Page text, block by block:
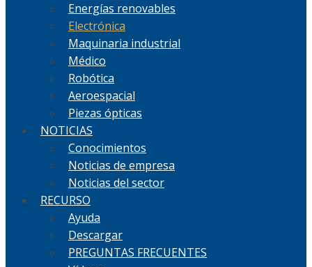
Energías renovables
Electrónica
Maquinaria industrial
Médico
Robótica
Aeroespacial
Piezas ópticas
NOTICIAS
Conocimientos
Noticias de empresa
Noticias del sector
RECURSO
Ayuda
Descargar
PREGUNTAS FRECUENTES